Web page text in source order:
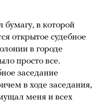
бумагу, в которой
открытое судебное
в городе
просто все.
заседание
в ходе заседания,
меня и всех